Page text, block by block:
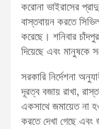
e
m
e
t
:
করোনা ভাইরাসের
বাস্তবায়ন করতে
করেছে। শনিবার
দিয়েছে এবং মানুষকে
সরকারি নির্দেশনা
দূরত্ব বজায় রাখা,
একসাথে জমায়েত না
করতে দেখা গেছে